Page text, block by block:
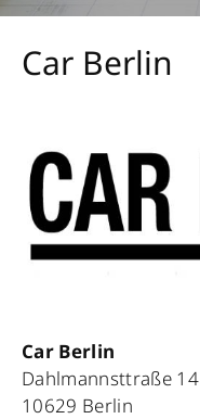
Car Berlin
Car Berlin
Dahlmannsttraße 14
10629 Berlin